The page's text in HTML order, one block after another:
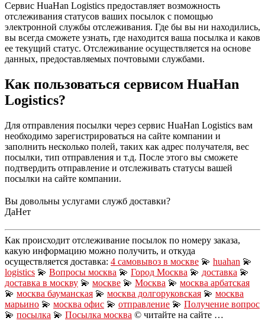
Сервис HuaHan Logistics предоставляет возможность
отслеживания статусов ваших посылок с помощью
электронной службы отслеживания. Где бы вы ни находились,
вы всегда сможете узнать, где находится ваша посылка и каков
ее текущий статус. Отслеживание осуществляется на основе
данных, предоставляемых почтовыми службами.
Как пользоваться сервисом HuaHan
Logistics?
Для отправления посылки через сервис HuaHan Logistics вам
необходимо зарегистрироваться на сайте компании и
заполнить несколько полей, таких как адрес получателя, вес
посылки, тип отправления и т.д. После этого вы сможете
подтвердить отправление и отслеживать статусы вашей
посылки на сайте компании.
Вы довольны услугами служб доставки?
ДаНет
Как происходит отслеживание посылок по номеру заказа,
какую информацию можно получить, и откуда
осуществляется доставка: 4 самовывоз в москве 💫 huahan 💫
logistics 💫 Вопросы москва 💫 Город Москва 💫 доставка 💫
доставка в москву 💫 москвe 💫 Москва 💫 москва арбатская
💫 москва бауманская 💫 москва долгоруковская 💫 москва
марьино 💫 москва офис 💫 отправление 💫 Получение вопрос
💫 посылка 💫 Посылка москва © читайте на сайте …